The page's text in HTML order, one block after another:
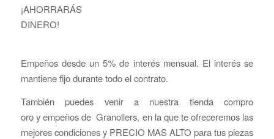
¡AHORRARÁS
Empeños desde un 5% de interés mensual. El interés se
mantiene fijo durante todo el contrato.
También puedes venir a nuestra tienda compro
oro y empeños de Granollers, en la que te ofreceremos las
mejores condiciones y PRECIO MAS ALTO para tus piezas